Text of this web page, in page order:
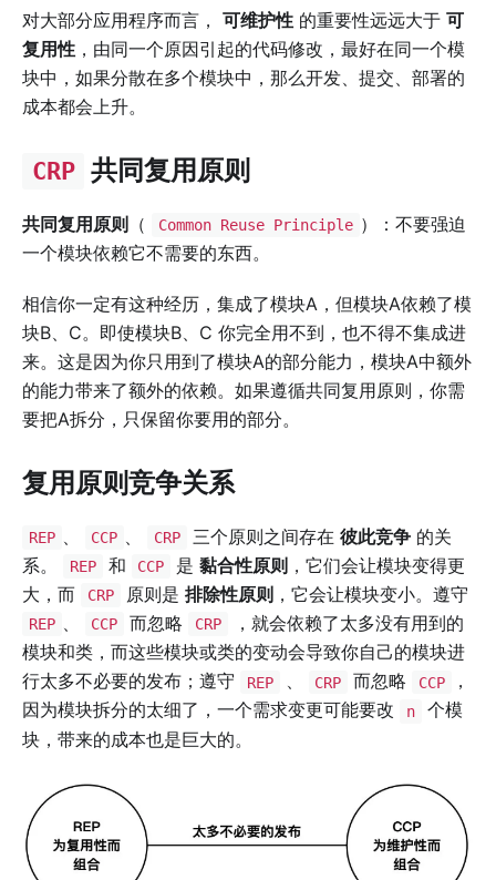
对大部分应用程序而言， 可维护性 的重要性远远大于 可
复用性 ，由同一个原因引起的代码修改，最好在同一个模
块中，如果分散在多个模块中，那么开发、提交、部署的
成本都会上升。
CRP 共同复用原则
共同复用原则 （ Common Reuse Principle ）：不要强迫
一个模块依赖它不需要的东西。
相信你一定有这种经历，集成了模块A，但模块A依赖了模
块B、C。即使模块B、C 你完全用不到，也不得不集成进
来。这是因为你只用到了模块A的部分能力，模块A中额外
的能力带来了额外的依赖。如果遵循共同复用原则，你需
要把A拆分，只保留你要用的部分。
复用原则竞争关系
REP CCP CRP 三个原则之间存在 彼此竞争的关
系。
REP 和 CCP 是 黏合性原则 ，它们会让模块变得更
大，而
CRP 原则是 排除性原则 ，它会让模块变小。遵守
REP 、 CCP 而忽略 CRP
，就会依赖了太多没有用到的
模块和类，而这些模块或类的变动会导致你自己的模块进
行太多不必要的发布；遵守
REP 、 CRP 而忽略 CCP
，
因为模块拆分的太细了，一个需求变更可能要改
n
个模
块，带来的成本也是巨大的。